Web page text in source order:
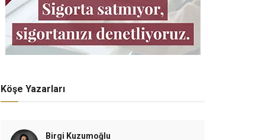
Köşe Yazarları
Birgi Kuzumoğlu